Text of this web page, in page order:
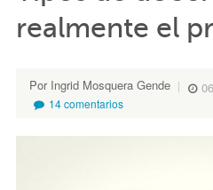
realmente el
Por Ingrid Mosquera Gende
14 comentarios